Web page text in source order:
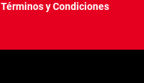
Términos y Condiciones